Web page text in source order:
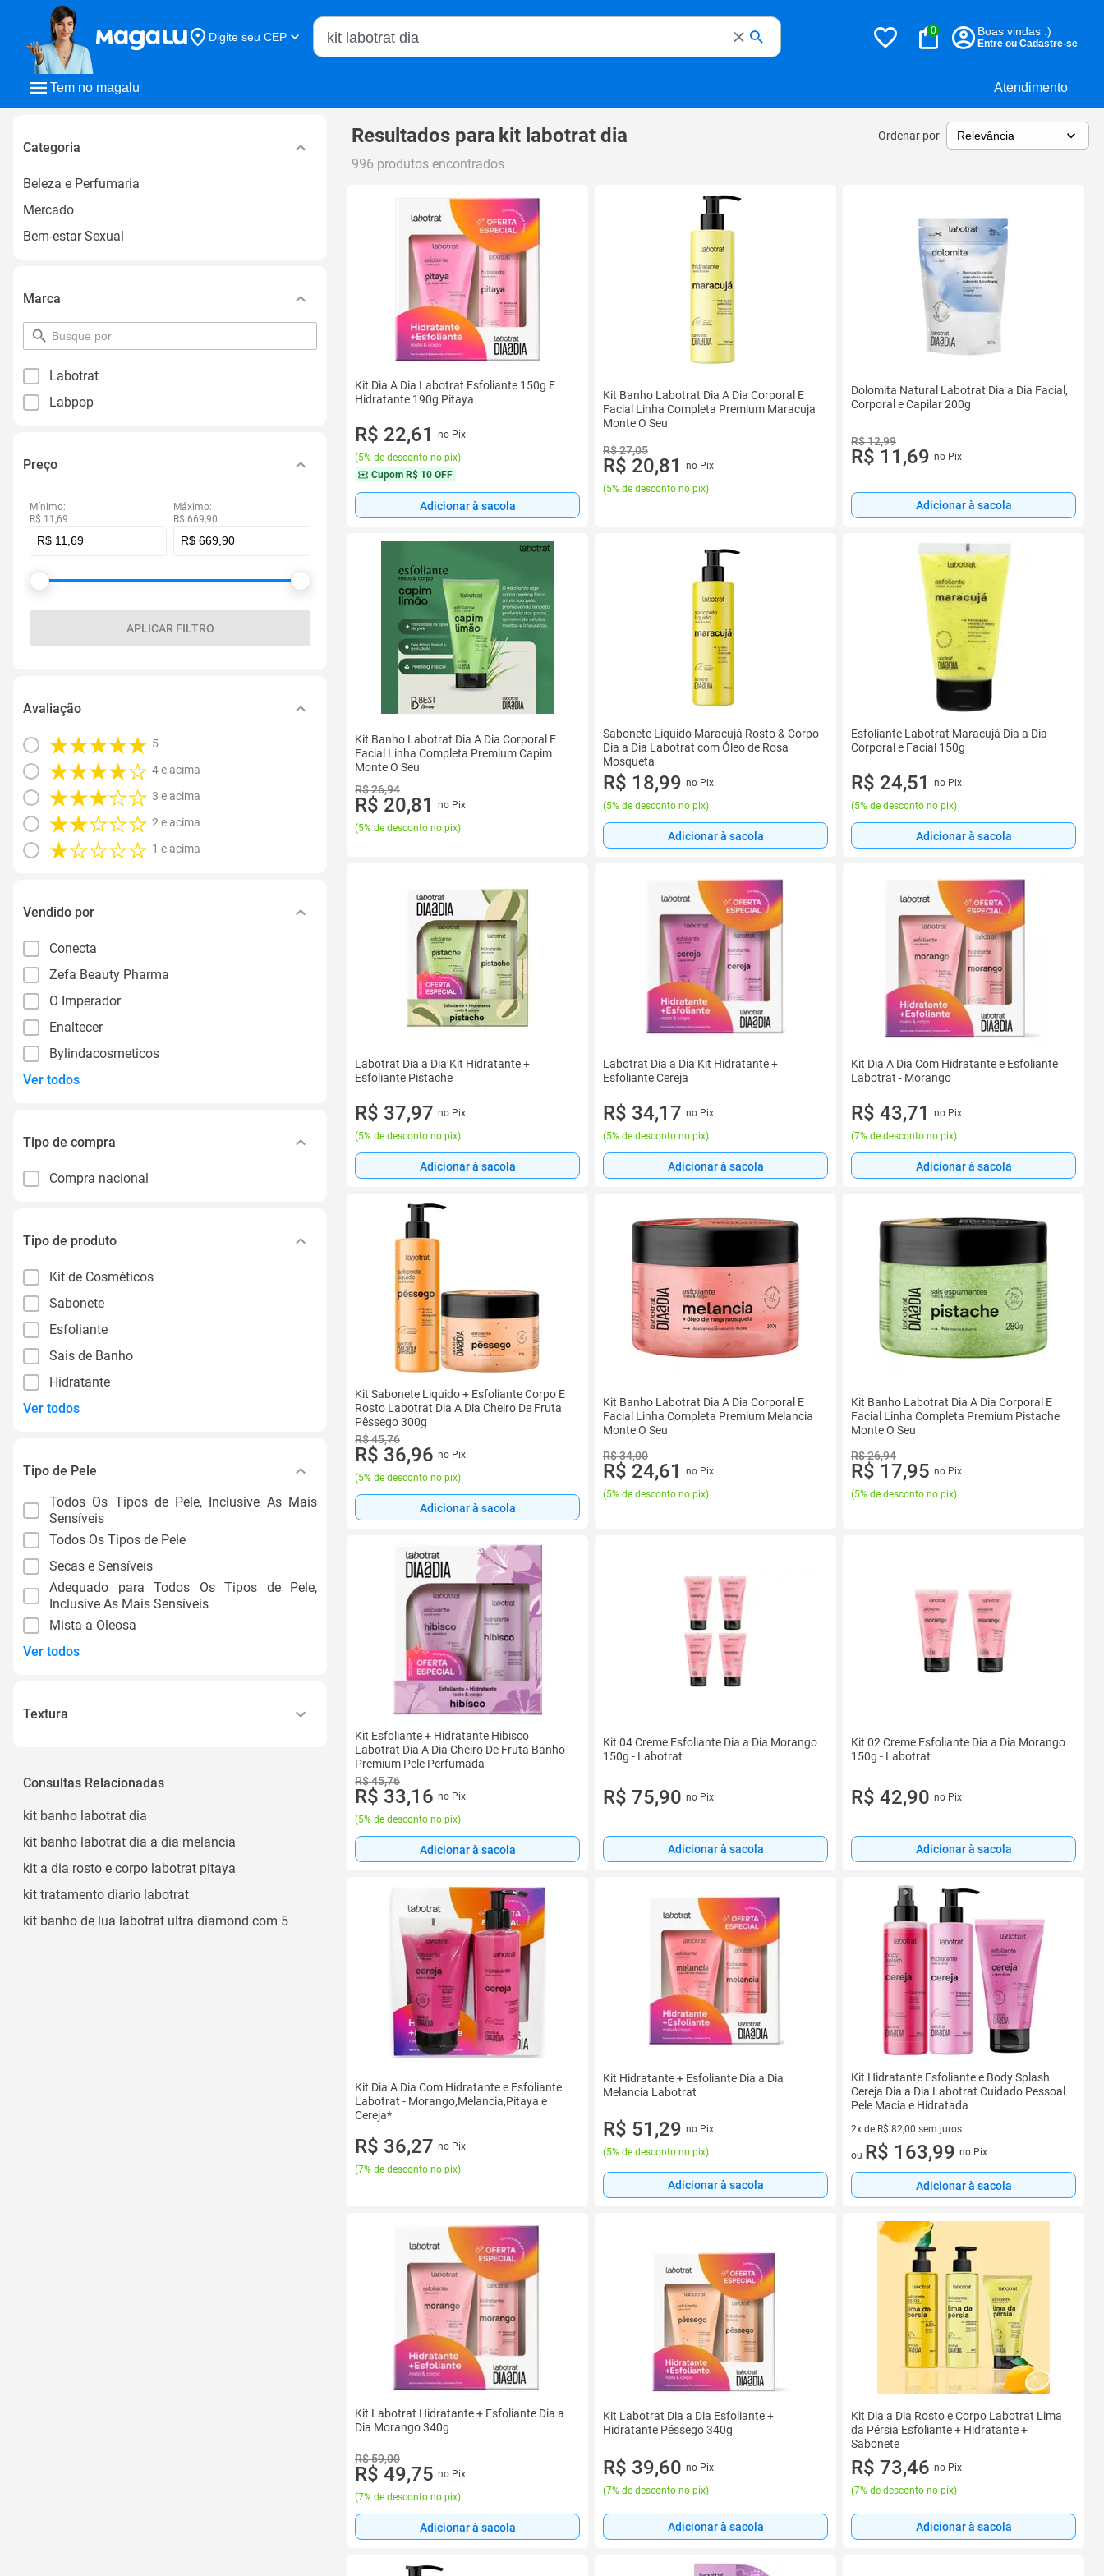
Tem no magalu Atendimento
Digite seu CEP
Buscar no Magalu
0 Boas vindas :)
Entre ou Cadastre-se
Categoria
Beleza e Perfumaria
Mercado
Bem-estar Sexual
Marca
pesquisar
por
Labotrat
Labpop
Preço
Mínimo:
R$ 11,69
Máximo:
R$ 669,90
APLICAR FILTRO
Avaliação
5
4 e acima
3 e acima
2 e acima
1 e acima
Vendido por
Conecta
Zefa Beauty Pharma
O Imperador
Enaltecer
Bylindacosmeticos
Ver todos
Tipo de compra
Compra nacional
Tipo de produto
Kit de Cosméticos
Sabonete
Esfoliante
Sais de Banho
Hidratante
Ver todos
Tipo de Pele
Todos Os Tipos de Pele, Inclusive As Mais
Sensíveis
Todos Os Tipos de Pele
Secas e Sensíveis
Adequado para Todos Os Tipos de Pele,
Inclusive As Mais Sensíveis
Mista a Oleosa
Ver todos
Textura
Líquido
Consultas Relacionadas
kit banho labotrat dia
kit banho labotrat dia a dia melancia
kit a dia rosto e corpo labotrat pitaya
kit tratamento diario labotrat
kit banho de lua labotrat ultra diamond com 5
Resultados para kit labotrat dia Ordenar por
996 produtos encontrados
Kit Dia A Dia Labotrat Esfoliante 150g E
Hidratante 190g Pitaya
R$ 22,61
no Pix
(5% de desconto no pix)
Cupom R$ 10 OFF
Adicionar à sacola
Kit Banho Labotrat Dia A Dia Corporal E
Facial Linha Completa Premium Maracuja
Monte O Seu
R$ 27,05
R$ 20,81
no Pix
(5% de desconto no pix)
Dolomita Natural Labotrat Dia a Dia Facial,
Corporal e Capilar 200g
R$ 12,99
R$ 11,69 no Pix
Adicionar à sacola
Kit Banho Labotrat Dia A Dia Corporal E
Facial Linha Completa Premium Capim
Monte O Seu
R$ 26,94
R$ 20,81
no Pix
(5% de desconto no pix)
Sabonete Líquido Maracujá Rosto & Corpo
Dia a Dia Labotrat com Óleo de Rosa
Mosqueta
R$ 18,99 no Pix
(5% de desconto no pix)
Adicionar à sacola
Esfoliante Labotrat Maracujá Dia a Dia
Corporal e Facial 150g
R$ 24,51
no Pix
(5% de desconto no pix)
Adicionar à sacola
Labotrat Dia a Dia Kit Hidratante +
Esfoliante Pistache
R$ 37,97 no Pix
(5% de desconto no pix)
Adicionar à sacola
Labotrat Dia a Dia Kit Hidratante +
Esfoliante Cereja
R$ 34,17 no Pix
(5% de desconto no pix)
Adicionar à sacola
Kit Dia A Dia Com Hidratante e Esfoliante
Labotrat - Morango
R$ 43,71
no Pix
(7% de desconto no pix)
Adicionar à sacola
Kit Sabonete Liquido + Esfoliante Corpo E
Rosto Labotrat Dia A Dia Cheiro De Fruta
Pêssego 300g
R$ 45,76
R$ 36,96 no Pix
(5% de desconto no pix)
Adicionar à sacola
Kit Banho Labotrat Dia A Dia Corporal E
Facial Linha Completa Premium Melancia
Monte O Seu
R$ 34,00
R$ 24,61
no Pix
(5% de desconto no pix)
Kit Banho Labotrat Dia A Dia Corporal E
Facial Linha Completa Premium Pistache
Monte O Seu
R$ 26,94
R$ 17,95 no Pix
(5% de desconto no pix)
Kit Esfoliante + Hidratante Hibisco
Labotrat Dia A Dia Cheiro De Fruta Banho
Premium Pele Perfumada
R$ 45,76
R$ 33,16 no Pix
(5% de desconto no pix)
Adicionar à sacola
Kit 04 Creme Esfoliante Dia a Dia Morango
150g - Labotrat
R$ 75,90 no Pix
Adicionar à sacola
Kit 02 Creme Esfoliante Dia a Dia Morango
150g - Labotrat
R$ 42,90 no Pix
Adicionar à sacola
Kit Dia A Dia Com Hidratante e Esfoliante
Labotrat - Morango,Melancia,Pitaya e
Cereja*
R$ 36,27 no Pix
(7% de desconto no pix)
Kit Hidratante + Esfoliante Dia a Dia
Melancia Labotrat
R$ 51,29 no Pix
(5% de desconto no pix)
Adicionar à sacola
Kit Hidratante Esfoliante e Body Splash
Cereja Dia a Dia Labotrat Cuidado Pessoal
Pele Macia e Hidratada
2x de R$ 82,00 sem juros
2 vez de R$ 82,00 sem juros
ou R$ 163,99 no Pix
Adicionar à sacola
Kit Labotrat Hidratante + Esfoliante Dia a
Dia Morango 340g
R$ 59,00
R$ 49,75 no Pix
(7% de desconto no pix)
Adicionar à sacola
Kit Labotrat Dia a Dia Esfoliante +
Hidratante Péssego 340g
R$ 39,60 no Pix
(7% de desconto no pix)
Adicionar à sacola
Kit Dia a Dia Rosto e Corpo Labotrat Lima
da Pérsia Esfoliante + Hidratante +
Sabonete
R$ 73,46 no Pix
(7% de desconto no pix)
Adicionar à sacola